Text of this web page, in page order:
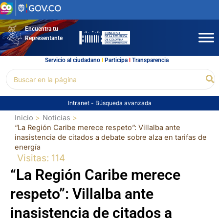
Ir
al
contenidoEncuentra tu
Representante
Servicio al ciudadano l Participal Transparencia
por:
Intranet - Búsqueda avanzada
Inicio
Noticias
“La Región Caribe merece respeto”: Villalba ante
inasistencia de citados a debate sobre alza en tarifas de
energía
Visitas: 114
“La Región Caribe merece
respeto”: Villalba ante
inasistencia de citados a